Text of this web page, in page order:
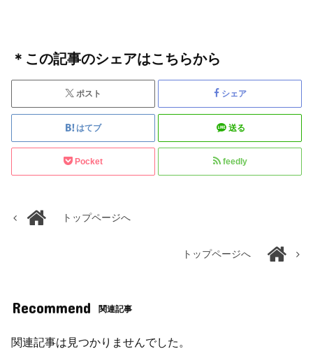
＊この記事のシェアはこちらから
ポスト シェア
はてブ 送る
Pocket feedly
トップページへ
トップページへ
Recommend 関連記事
関連記事は見つかりませんでした。